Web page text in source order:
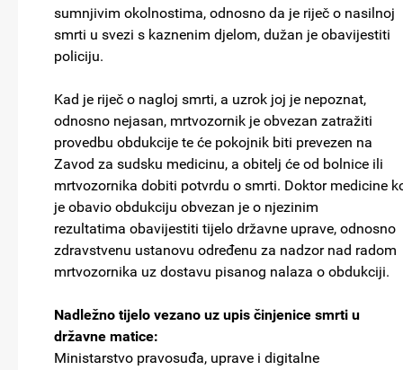
sumnjivim okolnostima, odnosno da je riječ o nasilnoj
smrti u svezi s kaznenim djelom, dužan je obavijestiti
policiju.
Kad je riječ o nagloj smrti, a uzrok joj je nepoznat,
odnosno nejasan, mrtvozornik je obvezan zatražiti
provedbu obdukcije te će pokojnik biti prevezen na
Zavod za sudsku medicinu, a obitelj će od bolnice ili
mrtvozornika dobiti potvrdu o smrti. Doktor medicine
je obavio obdukciju obvezan je o njezinim
rezultatima obavijestiti tijelo državne uprave, odnosno
zdravstvenu ustanovu određenu za nadzor nad radom
mrtvozornika uz dostavu pisanog nalaza o obdukciji.
Nadležno tijelo vezano uz upis činjenice smrti u
državne matice:
Ministarstvo pravosuđa, uprave i digitalne